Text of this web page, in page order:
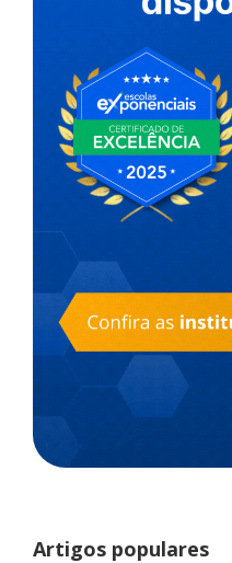
Artigos populares